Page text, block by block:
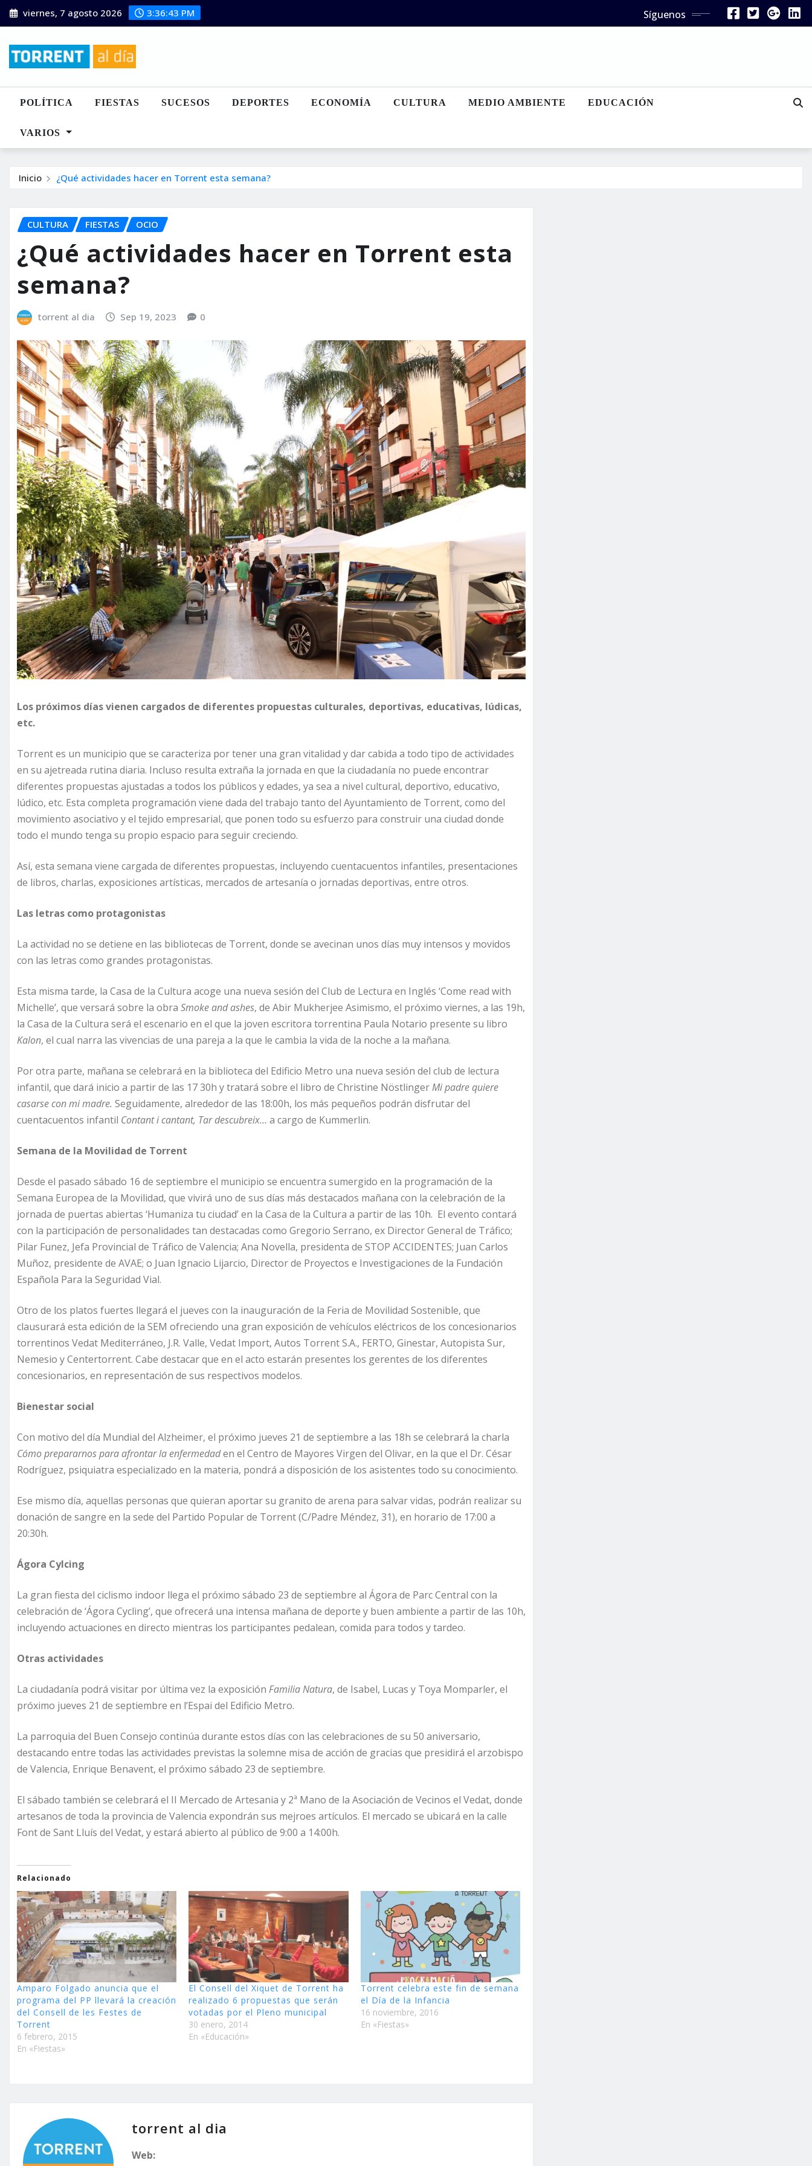
Saltar
al
viernes, 7 agosto 2026 3:36:45 PM Síguenos
POLÍTICA FIESTAS SUCESOS DEPORTES ECONOMÍA CULTURA MEDIO AMBIENTE EDUCACIÓN
VARIOS
Inicio ¿Qué actividades hacer en Torrent esta semana?
CULTURA FIESTAS OCIO
¿Qué actividades hacer en Torrent esta
semana?
torrent al dia Sep 19, 2023 0
Los próximos días vienen cargados de diferentes propuestas culturales, deportivas, educativas, lúdicas,
etc.
Torrent es un municipio que se caracteriza por tener una gran vitalidad y dar cabida a todo tipo de actividades
en su ajetreada rutina diaria. Incluso resulta extraña la jornada en que la ciudadanía no puede encontrar
diferentes propuestas ajustadas a todos los públicos y edades, ya sea a nivel cultural, deportivo, educativo,
lúdico, etc. Esta completa programación viene dada del trabajo tanto del Ayuntamiento de Torrent, como del
movimiento asociativo y el tejido empresarial, que ponen todo su esfuerzo para construir una ciudad donde
todo el mundo tenga su propio espacio para seguir creciendo.
Así, esta semana viene cargada de diferentes propuestas, incluyendo cuentacuentos infantiles, presentaciones
de libros, charlas, exposiciones artísticas, mercados de artesanía o jornadas deportivas, entre otros.
Las letras como protagonistas
La actividad no se detiene en las bibliotecas de Torrent, donde se avecinan unos días muy intensos y movidos
con las letras como grandes protagonistas.
Esta misma tarde, la Casa de la Cultura acoge una nueva sesión del Club de Lectura en Inglés ‘Come read with
Michelle’, que versará sobre la obra Smoke and ashes, de Abir Mukherjee Asimismo, el próximo viernes, a las 19h,
la Casa de la Cultura será el escenario en el que la joven escritora torrentina Paula Notario presente su libro
Kalon, el cual narra las vivencias de una pareja a la que le cambia la vida de la noche a la mañana.
Por otra parte, mañana se celebrará en la biblioteca del Edificio Metro una nueva sesión del club de lectura
infantil, que dará inicio a partir de las 17 30h y tratará sobre el libro de Christine NöstlingerMi padre quiere
casarse con mi madre. Seguidamente, alrededor de las 18:00h, los más pequeños podrán disfrutar del
cuentacuentos infantil Contant i cantant, Tar descubreix… a cargo de Kummerlin.
Semana de la Movilidad de Torrent
Desde el pasado sábado 16 de septiembre el municipio se encuentra sumergido en la programación de la
Semana Europea de la Movilidad, que vivirá uno de sus días más destacados mañana con la celebración de la
jornada de puertas abiertas ‘Humaniza tu ciudad’ en la Casa de la Cultura a partir de las 10h. El evento contará
con la participación de personalidades tan destacadas como Gregorio Serrano, ex Director General de Tráfico;
Pilar Funez, Jefa Provincial de Tráfico de Valencia; Ana Novella, presidenta de STOP ACCIDENTES; Juan Carlos
Muñoz, presidente de AVAE; o Juan Ignacio Lijarcio, Director de Proyectos e Investigaciones de la Fundación
Española Para la Seguridad Vial.
Otro de los platos fuertes llegará el jueves con la inauguración de la Feria de Movilidad Sostenible, que
clausurará esta edición de la SEM ofreciendo una gran exposición de vehículos eléctricos de los concesionarios
torrentinos Vedat Mediterráneo, J.R. Valle, Vedat Import, Autos Torrent S.A., FERTO, Ginestar, Autopista Sur,
Nemesio y Centertorrent. Cabe destacar que en el acto estarán presentes los gerentes de los diferentes
concesionarios, en representación de sus respectivos modelos.
Bienestar social
Con motivo del día Mundial del Alzheimer, el próximo jueves 21 de septiembre a las 18h se celebrará la charla
Cómo prepararnos para afrontar la enfermedaden el Centro de Mayores Virgen del Olivar, en la que el Dr. César
Rodríguez, psiquiatra especializado en la materia, pondrá a disposición de los asistentes todo su conocimiento.
Ese mismo día, aquellas personas que quieran aportar su granito de arena para salvar vidas, podrán realizar su
donación de sangre en la sede del Partido Popular de Torrent (C/Padre Méndez, 31), en horario de 17:00 a
20:30h.
Ágora Cylcing
La gran fiesta del ciclismo indoor llega el próximo sábado 23 de septiembre al Ágora de Parc Central con la
celebración de ‘Ágora Cycling’, que ofrecerá una intensa mañana de deporte y buen ambiente a partir de las 10h,
incluyendo actuaciones en directo mientras los participantes pedalean, comida para todos y tardeo.
Otras actividades
La ciudadanía podrá visitar por última vez la exposición Familia Natura, de Isabel, Lucas y Toya Momparler, el
próximo jueves 21 de septiembre en l’Espai del Edificio Metro.
La parroquia del Buen Consejo continúa durante estos días con las celebraciones de su 50 aniversario,
destacando entre todas las actividades previstas la solemne misa de acción de gracias que presidirá el arzobispo
de Valencia, Enrique Benavent, el próximo sábado 23 de septiembre.
El sábado también se celebrará el II Mercado de Artesania y 2ª Mano de la Asociación de Vecinos el Vedat, donde
artesanos de toda la provincia de Valencia expondrán sus mejroes artículos. El mercado se ubicará en la calle
Font de Sant Lluís del Vedat, y estará abierto al público de 9:00 a 14:00h.
Relacionado
Amparo Folgado anuncia que el
programa del PP llevará la creación
del Consell de les Festes de
Torrent
6 febrero, 2015
En «Fiestas»
El Consell del Xiquet de Torrent ha
realizado 6 propuestas que serán
votadas por el Pleno municipal
30 enero, 2014
En «Educación»
Torrent celebra este fin de semana
el Día de la Infancia
16 noviembre, 2016
En «Fiestas»
torrent al dia
Web: